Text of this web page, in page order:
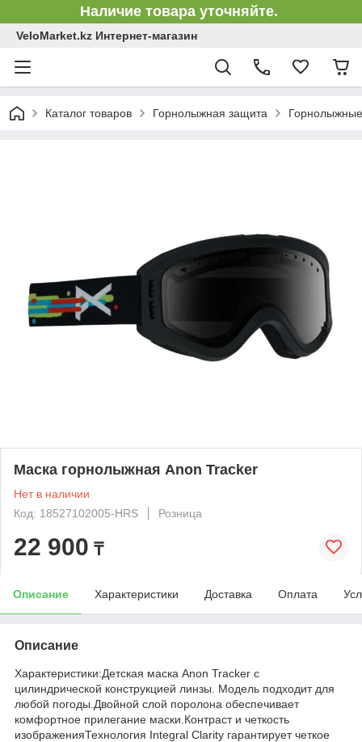
Наличие товара уточняйте.
VeloMarket.kz Интернет-магазин
Каталог товаров Горнолыжная защита
Маска горнолыжная Anon Tracker
Нет в наличии
Код: 18527102005-HRS
Розница
22 900 ₸
Описание Характеристики Доставка Оплата
Описание
Характеристики:Детская маска Anon Tracker с
цилиндрической конструкцией линзы. Модель подходит для
любой погоды.Двойной слой поролона обеспечивает
комфортное прилегание маски.Контраст и четкость
изображенияТехнология Integral Clarity гарантирует четкое